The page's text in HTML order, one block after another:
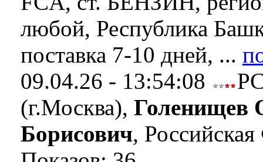
любой, Республика
поставка 7-10 дней, ...
09.04.26 - 13:54:08
(г.Москва), Голенищев
Борисович,